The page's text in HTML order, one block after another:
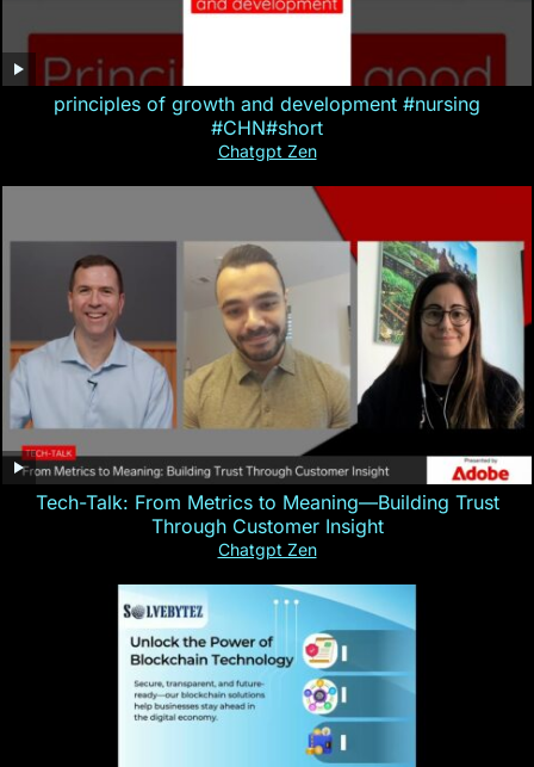
principles of growth and development #nursing
#CHN#short
Chatgpt Zen
Tech-Talk: From Metrics to Meaning—Building Trust
Through Customer Insight
Chatgpt Zen